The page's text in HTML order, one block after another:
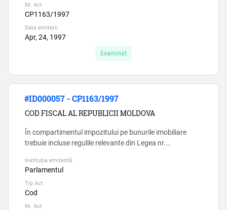
Nr. Act
CP1163/1997
Data emiterii
Apr, 24, 1997
Examinat
#ID000057 - CP1163/1997
COD FISCAL AL REPUBLICII MOLDOVA
În compartimentul impozitului pe bunurile imobiliare
trebuie incluse regulile relevante din Legea nr.
reglementează reguli fiscale la unul și același subiect
contravine art. 3 CF si sporeste riscul erorilor si,
Instituția emitentă
Parlamentul
Tip Act
Cod
Nr. Act